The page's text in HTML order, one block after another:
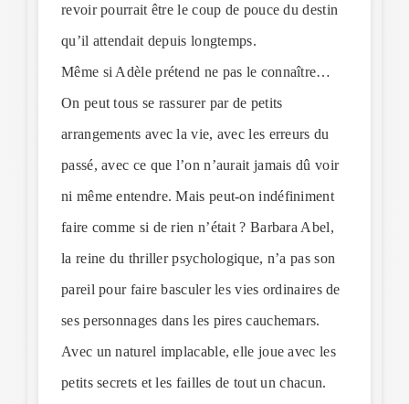
revoir pourrait être le coup de pouce du destin
qu’il attendait depuis longtemps.
Même si Adèle prétend ne pas le connaître…
On peut tous se rassurer par de petits
arrangements avec la vie, avec les erreurs du
passé, avec ce que l’on n’aurait jamais dû voir
ni même entendre. Mais peut-on indéfiniment
faire comme si de rien n’était ? Barbara Abel,
la reine du thriller psychologique, n’a pas son
pareil pour faire basculer les vies ordinaires de
ses personnages dans les pires cauchemars.
Avec un naturel implacable, elle joue avec les
petits secrets et les failles de tout un chacun.